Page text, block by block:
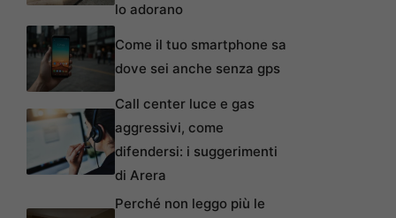
lo adorano
Come il tuo smartphone sa
dove sei anche senza gps
Call center luce e gas
aggressivi, come
difendersi: i suggerimenti
di Arera
Perché non leggo più le